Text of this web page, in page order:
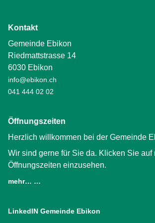
Kontakt
Gemeinde Ebikon
Riedmattstrasse 14
6030 Ebikon
info@ebikon.ch
041 444 02 02
Öffnungszeiten
Herzlich willkommen bei der Gemeinde
Wir sind gerne für Sie da. Klicken Sie auf
Öffnungszeiten einzusehen.
mehr… …
LinkedIN Gemeinde Ebikon